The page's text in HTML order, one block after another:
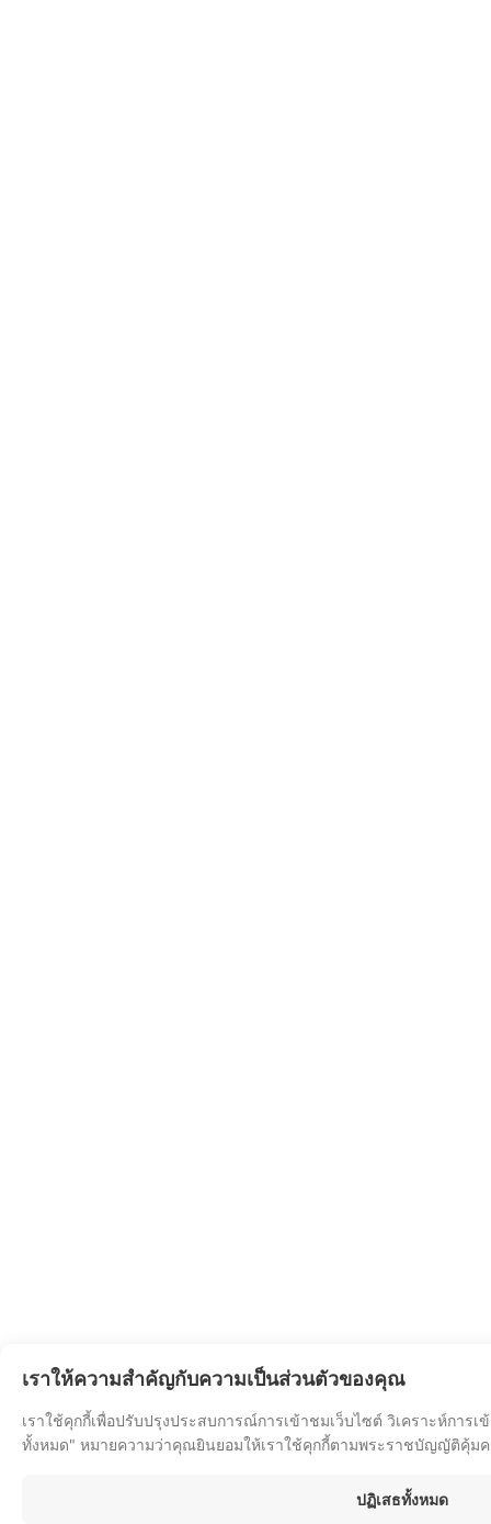
เราให้ความสำคัญกับความเป็นส่วนตัวของคุณ
เราใช้คุกกี้เพื่อปรับปรุงประสบการณ์การเข้าชมเว็บไซต์ วิเคราะห์การ
ทั้งหมด" หมายความว่าคุณยินยอมให้เราใช้คุกกี้ตามพระราชบัญญัติคุ้ม
ปฏิเสธทั้งหมด